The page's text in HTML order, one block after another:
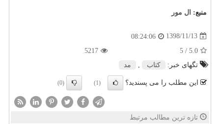
منبع: ال مور
1398/11/13
08:24:06
5.0
/ 5
5217
تگهای خبر:
كتاب مد
این مطلب را می پسندید؟ (1)
(0)
تازه ترین مطالب مرتبط